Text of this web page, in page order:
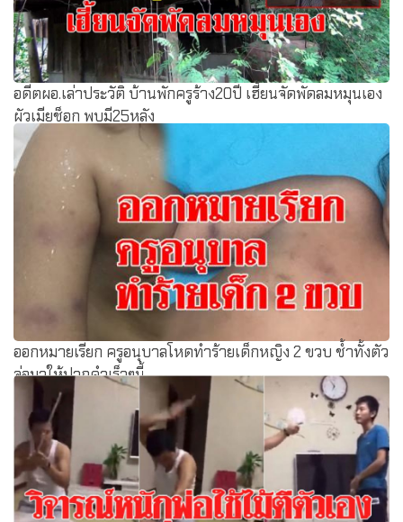
อดีตผอ.เล่าประวัติ บ้านพักครูร้าง20ปี เฮี้ยนจัดพัดลมหมุนเอง
ผัวเมียช็อก พบมี25หลัง
ออกหมายเรียก ครูอนุบาลโหดทำร้ายเด็กหญิง 2 ขวบ ช้ำทั้งตัว
จ่อมาให้ปากคำเร็วๆนี้